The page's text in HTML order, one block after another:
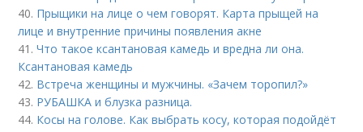
40. Прыщики на лице о чем говорят. Карта прыщей на
лице и внутренние причины появления акне
41.Что такое ксантановая камедь и вредна ли она.
Ксантановая камедь
42. Встреча женщины и мужчины. «Зачем торопил?»
43. РУБАШКА и блузка разница.
44. Косы на голове. Как выбрать косу, которая подойдёт